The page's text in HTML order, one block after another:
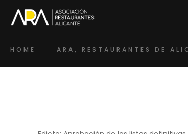
HOME ARA, RESTAURANTES DE